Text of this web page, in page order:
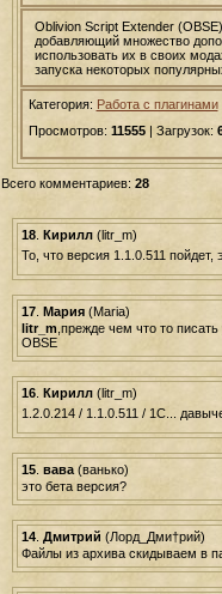
Oblivion Script Extender
добавляющий множество
использовать их в своих
запуска некоторых
Категория: Работа с плагинами
Просмотров: 11555| Загрузок:
Всего комментариев: 28
18. Кирилл(litr_m)
То, что версия 1.1.0.511 пойдет,
17. Мария(Maria)
litr_m ,прежде чем что то
OBSE
16. Кирилл(litr_m)
1.2.0.214 / 1.1.0.511 / 1C...
15. вава(ванько)
это бета версия?
14. Дмитрий (Лорд_Дми†рий)
Файлы из архива скидываем в